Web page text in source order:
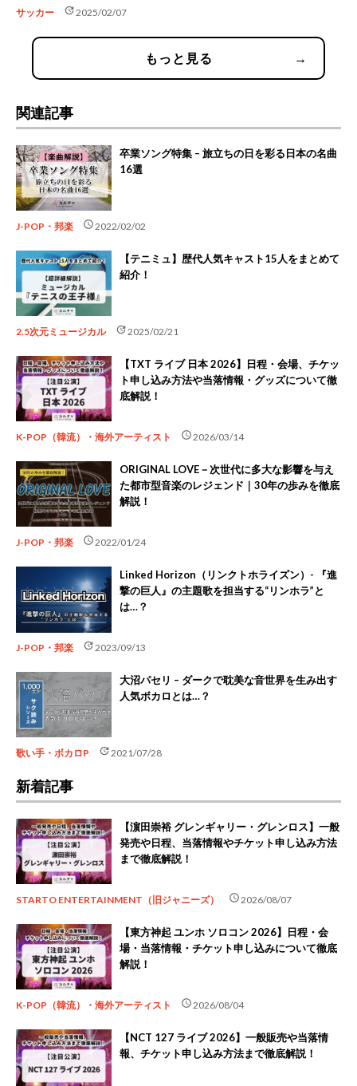
サッカー update2025/02/07
もっと見る →
関連記事
卒業ソング特集 – 旅立ちの日を彩る日本の名曲
16選
J-POP・邦楽 schedule2022/02/02
【テニミュ】歴代人気キャスト15人をまとめて
紹介！
2.5次元ミュージカル update2025/02/21
【TXT ライブ 日本 2026】日程・会場、チケッ
ト申し込み方法や当落情報・グッズについて徹
底解説！
K-POP（韓流）・海外アーティスト schedule2026/03/14
ORIGINAL LOVE－次世代に多大な影響を与え
た都市型音楽のレジェンド｜30年の歩みを徹底
解説！
J-POP・邦楽 schedule2022/01/24
Linked Horizon（リンクトホライズン）- 『進
撃の巨人』の主題歌を担当する“リンホラ”と
は…？
J-POP・邦楽 update2023/09/13
大沼パセリ – ダークで耽美な音世界を生み出す
人気ボカロとは…？
歌い手・ボカロP update2021/07/28
新着記事
【濵田崇裕 グレンギャリー・グレンロス】一般
発売や日程、当落情報やチケット申し込み方法
まで徹底解説！
STARTO ENTERTAINMENT（旧ジャニーズ） schedule2026/08/07
【東方神起 ユンホ ソロコン 2026】日程・会
場・当落情報・チケット申し込みについて徹底
解説！
K-POP（韓流）・海外アーティスト schedule2026/08/04
【NCT 127 ライブ 2026】一般販売や当落情
報、チケット申し込み方法まで徹底解説！